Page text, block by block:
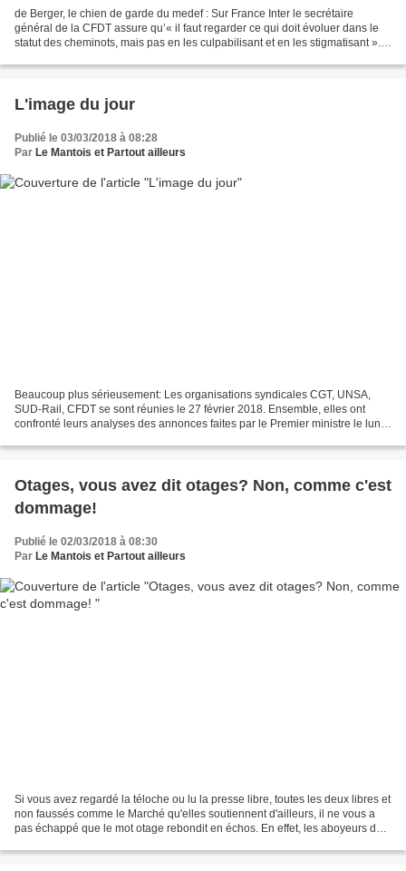
de Berger, le chien de garde du medef : Sur France Inter le secrétaire
général de la CFDT assure qu’« il faut regarder ce qui doit évoluer dans le
statut des cheminots, mais pas en les culpabilisant et en les stigmatisant ».
L'image du jour
Publié le 03/03/2018 à 08:28
Par Le Mantois et Partout ailleurs
Beaucoup plus sérieusement: Les organisations syndicales CGT, UNSA,
SUD-Rail, CFDT se sont réunies le 27 février 2018. Ensemble, elles ont
confronté leurs analyses des annonces faites par le Premier ministre le lundi
Otages, vous avez dit otages? Non, comme c'est
dommage!
Publié le 02/03/2018 à 08:30
Par Le Mantois et Partout ailleurs
Si vous avez regardé la téloche ou lu la presse libre, toutes les deux libres et
non faussés comme le Marché qu'elles soutiennent d'ailleurs, il ne vous a
pas échappé que le mot otage rebondit en échos. En effet, les aboyeurs de